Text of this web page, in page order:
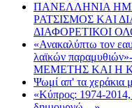
ΠΑΝΕΛΛΗΝΙΑ
ΡΑΤΣΙΣΜΟΣ ΚΑΙ
ΔΙΑΦΟΡΕΤΙΚΟΙ
«Ανακαλύπτω τον
λαϊκών
ΜΕΜΕΤΗΣ ΚΑΙ Η
Ψωμί απ' τα χεράκια
«Κύπρος: 1974-2014,